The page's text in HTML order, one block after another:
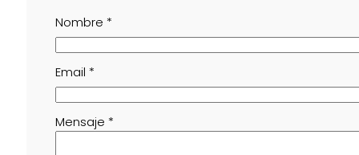
Nombre *
Email *
Mensaje *